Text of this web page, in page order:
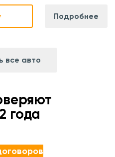
Подробнее
все авто
года